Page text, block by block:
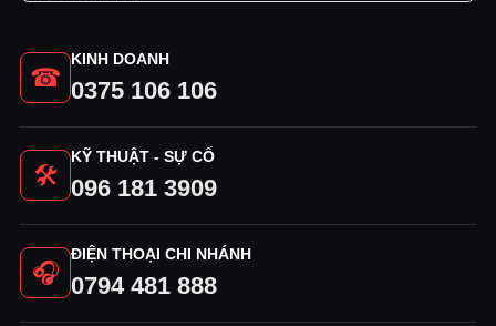
☎
KINH DOANH
0375 106 106
🛠
KỸ THUẬT - SỰ CỐ
096 181 3909
🎧
ĐIỆN THOẠI CHI NHÁNH
0794 481 888